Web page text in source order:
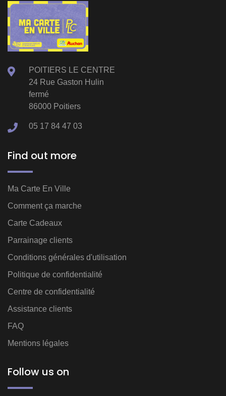
POITIERS LE CENTRE
24 Rue Gaston Hulin
fermé
86000 Poitiers
05 17 84 47 03
Find out more
Ma Carte En Ville
Comment ça marche
Carte Cadeaux
Parrainage clients
Conditions générales d'utilisation
Politique de confidentialité
Centre de confidentialité
Assistance clients
FAQ
Mentions légales
Follow us on